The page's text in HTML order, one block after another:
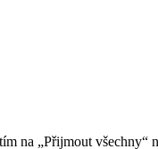
na „Přijmout